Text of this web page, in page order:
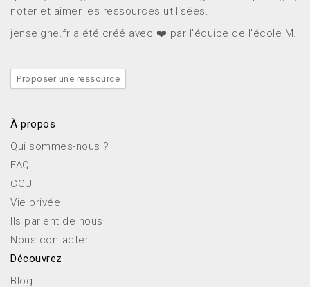
noter et aimer les ressources utilisées.
jenseigne.fr a été créé avec ❤️ par l'équipe de l'école M.
Proposer une ressource
À propos
Qui sommes-nous ?
FAQ
CGU
Vie privée
Ils parlent de nous
Nous contacter
Découvrez
Blog